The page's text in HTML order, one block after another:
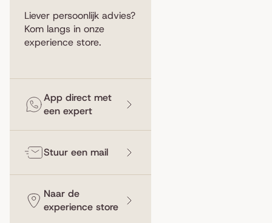
Liever persoonlijk advies?
Kom langs in onze
experience store.
App direct met
een expert
Stuur een mail
Naar de
experience store